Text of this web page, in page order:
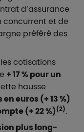
d’assurance
concurrent et de
préféré des
cotisations
+ 17 % pour un
hausse
euros (+ 13 %)
(+ 22 %)(2).
plus long-